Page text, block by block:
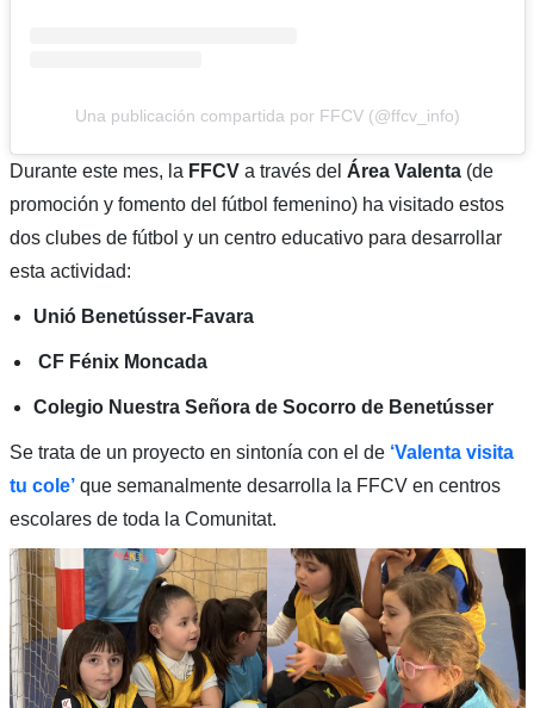
Una publicación compartida por FFCV (@ffcv_info)
Durante este mes, la FFCVa través del Área Valenta(de
promoción y fomento del fútbol femenino) ha visitado estos
dos clubes de fútbol y un centro educativo para desarrollar
esta actividad:
Unió Benetússer-Favara
CF Fénix Moncada
Colegio Nuestra Señora de Socorro de Benetússer
Se trata de un proyecto en sintonía con el de ‘Valenta visita
tu cole’que semanalmente desarrolla la FFCV en centros
escolares de toda la Comunitat.